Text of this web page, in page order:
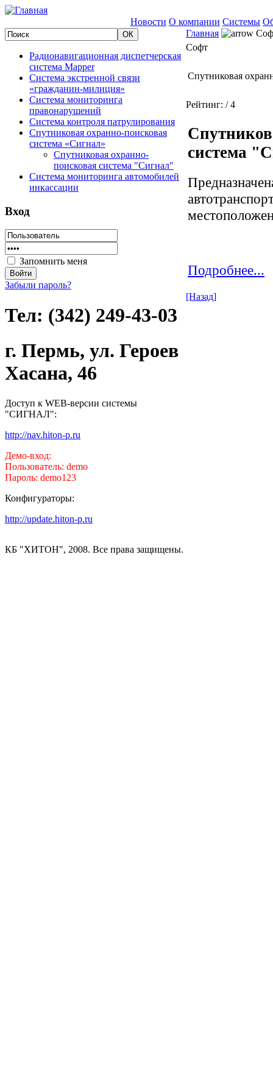
Новости О компании Системы
Радионавигационная диспетчерская
система Mapper
Система экстренной связи
«гражданин-милиция»
Система мониторинга
правонарушений
Система контроля патрулирования
Спутниковая охранно-поисковая
система «Сигнал»
Спутниковая охранно-
поисковая система "Сигнал"
Система мониторинга автомобилей
инкассации
Вход
Запомнить меня
Забыли пароль?
Тел: (342) 249-43-03
г. Пермь, ул. Героев
Хасана, 46
Доступ к WEB-версии системы
"СИГНАЛ":
http://nav.hiton-p.ru
Демо-вход:
Пользователь: demo
Пароль: demo123
Конфигураторы:
http://update.hiton-p.ru
Главная
Софт
Спутниковая
Рейтинг: / 4
система
Подробнее...
[Назад]
КБ "ХИТОН", 2008. Все права защищены.